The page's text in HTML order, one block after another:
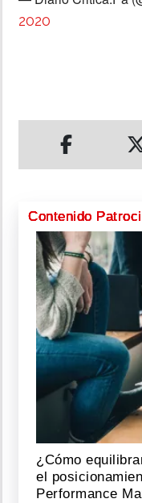
2020
Contenido
¿Cómo
el
Performance